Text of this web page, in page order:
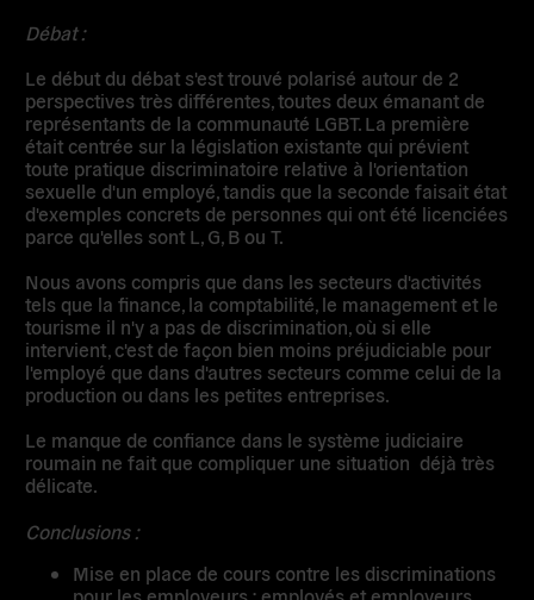
Débat :
Le début du débat s'est trouvé polarisé autour de 2
perspectives très différentes, toutes deux émanant de
représentants de la communauté LGBT. La première
était centrée sur la législation existante qui prévient
toute pratique discriminatoire relative à l'orientation
sexuelle d'un employé, tandis que la seconde faisait état
d'exemples concrets de personnes qui ont été licenciées
parce qu'elles sont L, G, B ou T.
Nous avons compris que dans les secteurs d'activités
tels que la finance, la comptabilité, le management et le
tourisme il n'y a pas de discrimination, où si elle
intervient, c'est de façon bien moins préjudiciable pour
l'employé que dans d'autres secteurs comme celui de la
production ou dans les petites entreprises.
Le manque de confiance dans le système judiciaire
roumain ne fait que compliquer une situation déjà très
délicate.
Conclusions :
Mise en place de cours contre les discriminations
pour les employeurs ; employés et employeurs